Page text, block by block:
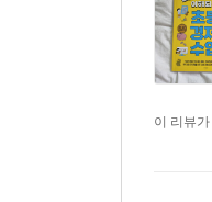
이 리뷰